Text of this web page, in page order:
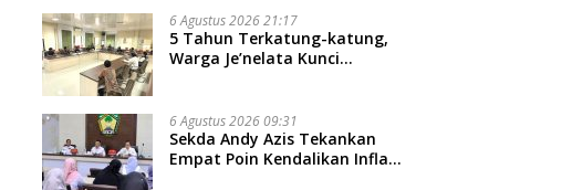
Sepihak, Tekankan Jalur
Musyawarah, Ingatkan Soal
Adat dan Adab
6 Agustus 2026 21:17
5 Tahun Terkatung-katung,
Warga Je’nelata Kunci
6 Agustus 2026 09:31
Sekda Andy Azis Tekankan
Empat Poin Kendalikan Inflasi